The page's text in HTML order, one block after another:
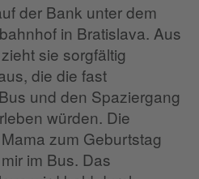
der Bank unter dem
in Bratislava. Aus
sie sorgfältig
die die fast
und den Spaziergang
würden. Die
zum Geburtstag
im Bus. Das